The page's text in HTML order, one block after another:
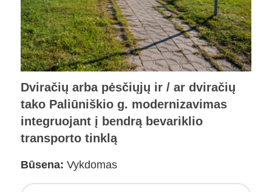
Dviračių arba pėsčiųjų ir / ar dviračių
tako Paliūniškio g. modernizavimas
integruojant į bendrą bevariklio
transporto tinklą
Būsena: Vykdomas